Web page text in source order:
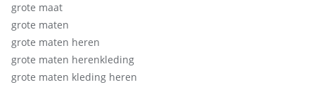
grote maat
grote maten
grote maten heren
grote maten herenkleding
grote maten kleding heren